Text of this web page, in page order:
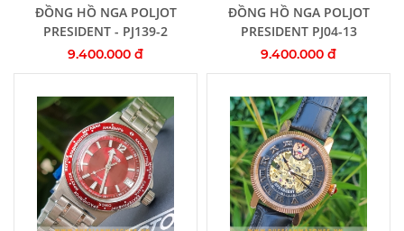
Thêm vào giỏ hàng
ĐỒNG HỒ NGA POLJOT
PRESIDENT - PJ139-2
9.400.000 đ
Thêm vào giỏ hàng
ĐỒNG HỒ NGA POLJOT
PRESIDENT PJ04-13
9.400.000 đ